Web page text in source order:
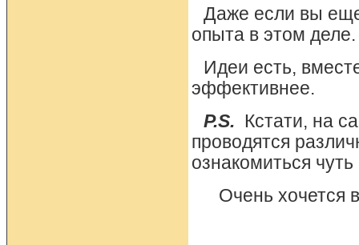
Даже если вы
опыта в этом деле.
Идеи есть,
эффективнее.
P.S. Кстати, на
проводятся
ознакомиться
Очень хочется